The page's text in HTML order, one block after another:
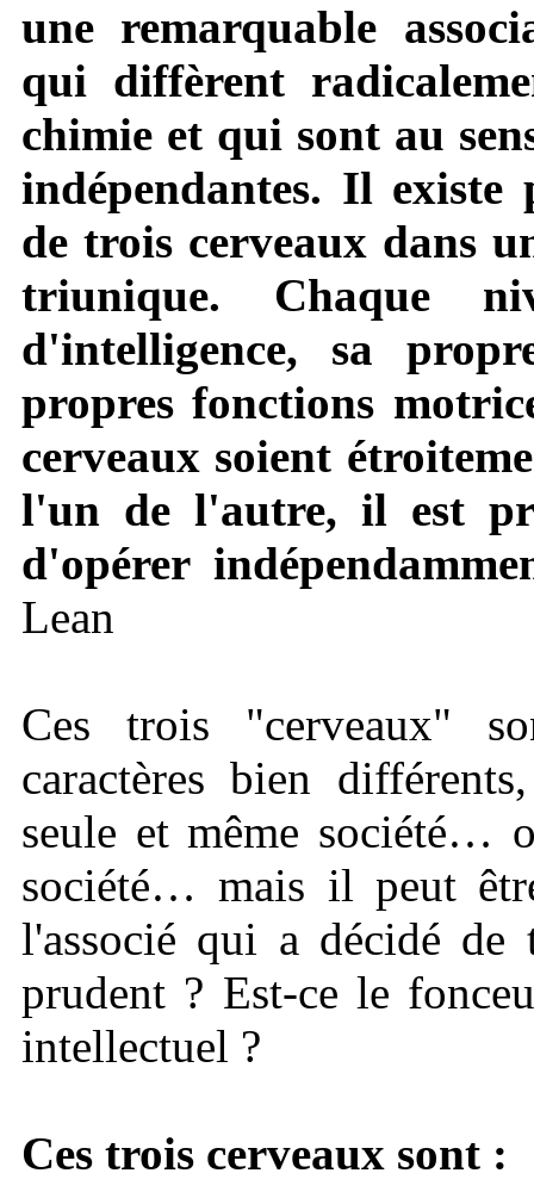
une remarquable
qui diffèrent
chimie et qui sont au
indépendantes. Il
de trois cerveaux dans
triunique. Chaque
d'intelligence, sa
propres fonctions
cerveaux soient
l'un de l'autre, il est
d'opérer
Lean
Ces trois "cerveaux"
caractères bien
seule et même société…
société… mais il peut
l'associé qui a décidé
prudent ? Est-ce le
intellectuel ?
Ces trois cerveaux sont :